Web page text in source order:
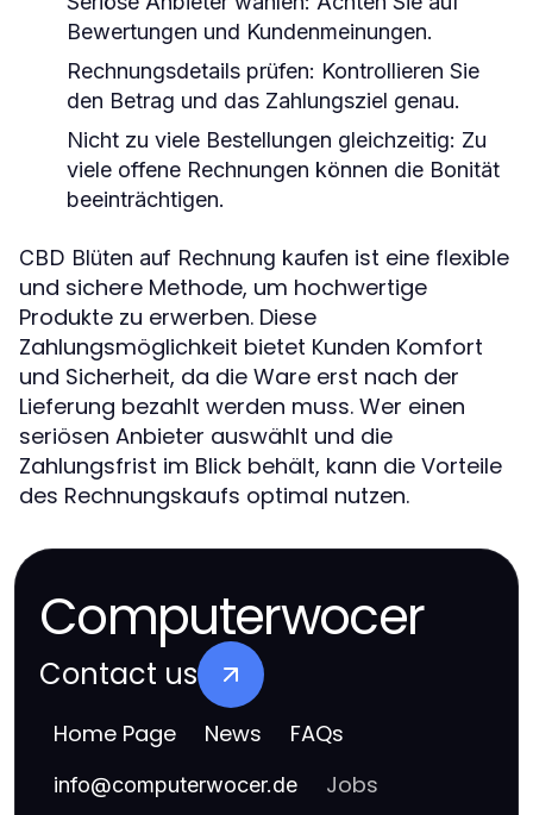
Bewertungen und Kundenmeinungen.
Rechnungsdetails prüfen: Kontrollieren Sie
den Betrag und das Zahlungsziel genau.
Nicht zu viele Bestellungen gleichzeitig: Zu
viele offene Rechnungen können die Bonität
beeinträchtigen.
CBD Blüten auf Rechnung kaufen ist eine flexible
und sichere Methode, um hochwertige
Produkte zu erwerben. Diese
Zahlungsmöglichkeit bietet Kunden Komfort
und Sicherheit, da die Ware erst nach der
Lieferung bezahlt werden muss. Wer einen
seriösen Anbieter auswählt und die
Zahlungsfrist im Blick behält, kann die Vorteile
des Rechnungskaufs optimal nutzen.
Computerwocer
Contact us
Home Page News FAQs
info@computerwocer.de Jobs